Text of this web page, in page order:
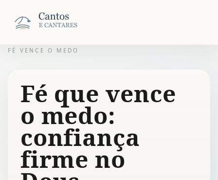
FÉ VENCE O MEDO
Fé que vence
o medo:
confiança
firme no